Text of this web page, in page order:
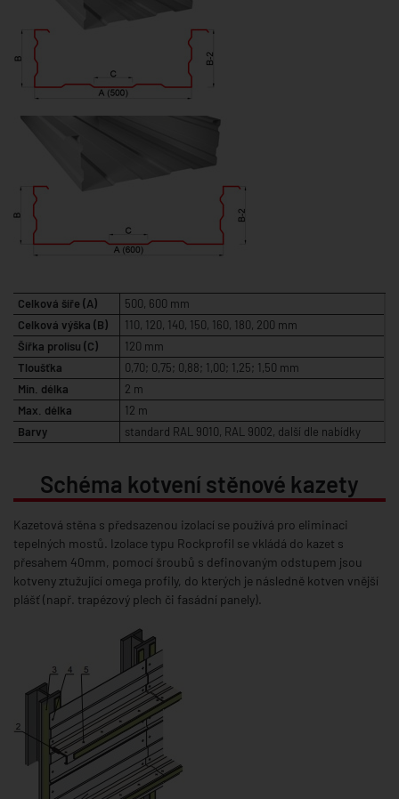
Celková šíře (A)
500, 600 mm
Celková výška (B)
110, 120, 140, 150, 160, 180, 200 mm
Šířka prolisu (C)
120 mm
Tloušťka
0,70; 0,75; 0,88; 1,00; 1,25; 1,50 mm
Min. délka
2 m
Max. délka
12 m
Barvy
standard RAL 9010, RAL 9002, další dle nabídky
Schéma kotvení stěnové kazety
Kazetová stěna s předsazenou izolací se používá pro eliminaci
tepelných mostů. Izolace typu Rockprofil se vkládá do kazet s
přesahem 40mm, pomocí šroubů s definovaným odstupem jsou
kotveny ztužující omega profily, do kterých je následně kotven vnější
plášť (např. trapézový plech či fasádní panely).